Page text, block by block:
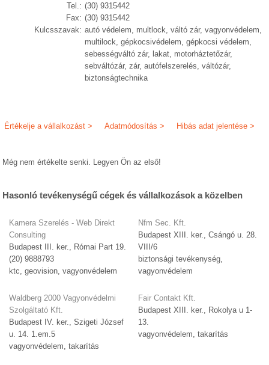
Tel.: (30) 9315442
Fax: (30) 9315442
Kulcsszavak: autó védelem, multlock, váltó zár, vagyonvédelem,
multilock, gépkocsivédelem, gépkocsi védelem,
sebességváltó zár, lakat, motorháztetőzár,
sebváltózár, zár, autófelszerelés, váltózár,
biztonságtechnika
Hibás adat jelentése >
Adatmódosítás >
Értékelje a vállalkozást >
Még nem értékelte senki. Legyen Ön az első!
Hasonló tevékenységű cégek és vállalkozások a közelben
Kamera Szerelés - Web Direkt
Consulting
Budapest III. ker., Római Part 19.
(20) 9888793
ktc, geovision, vagyonvédelem
Waldberg 2000 Vagyonvédelmi
Szolgáltató Kft.
Budapest IV. ker., Szigeti József
u. 14. 1.em.5
vagyonvédelem, takarítás
Nfm Sec. Kft.
Budapest XIII. ker., Csángó u. 28.
VIII/6
biztonsági tevékenység,
vagyonvédelem
Fair Contakt Kft.
Budapest XIII. ker., Rokolya u 1-
13.
vagyonvédelem, takarítás